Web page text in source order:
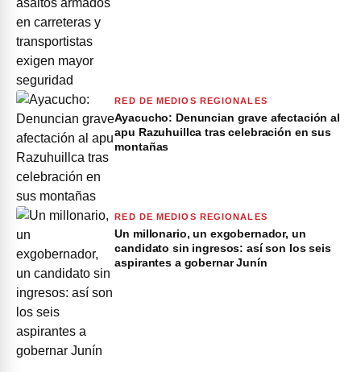
RED DE MEDIOS REGIONALES
Ayacucho: Denuncian grave afectación al
apu Razuhuillca tras celebración en sus
montañas
RED DE MEDIOS REGIONALES
Un millonario, un exgobernador, un
candidato sin ingresos: así son los seis
aspirantes a gobernar Junín